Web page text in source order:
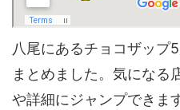
八尾にあるチョコザッ
まとめました。気になる
や詳細にジャンプできます